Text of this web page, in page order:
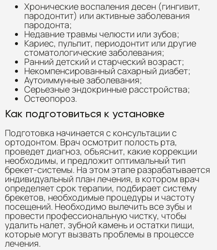
Хронические воспаления десен (гингивит,
пародонтит) или активные заболевания
пародонта;
Недавние травмы челюсти или зубов;
Кариес, пульпит, периодонтит или другие
стоматологические заболевания;
Ранний детский и старческий возраст;
Некомпенсированный сахарный диабет;
Аутоиммунные заболевания;
Серьезные эндокринные расстройства;
Остеопороз.
Как подготовиться к установке
Подготовка начинается с консультации с
ортодонтом. Врач осмотрит полость рта,
проведет диагноз, объяснит, какие коррекции
необходимы, и предложит оптимальный тип
брекет-системы. На этом этапе разрабатывается
индивидуальный план лечения, в котором врач
определяет срок терапии, подбирает систему
брекетов, необходимые процедуры и частоту
посещений. Необходимо вылечить все зубы и
провести профессиональную чистку, чтобы
удалить налет, зубной камень и остатки пищи,
которые могут вызвать проблемы в процессе
лечения.